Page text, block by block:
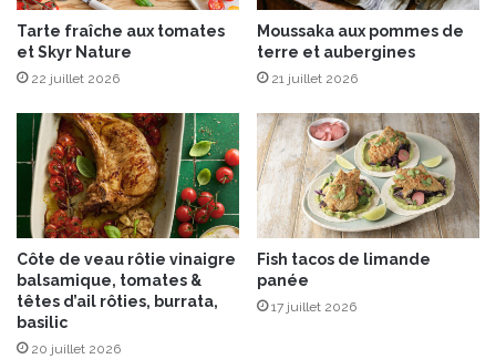
u
é
s
g
e
m
b
r
Tarte fraîche aux tomates
et Skyr Nature
22 juillet 2026
Moussaka aux pommes de
terre et aubergines
21 juillet 2026
Côte de veau rôtie vinaigre
balsamique, tomates &
têtes d’ail rôties, burrata,
basilic
20 juillet 2026
Fish tacos de limande
panée
17 juillet 2026